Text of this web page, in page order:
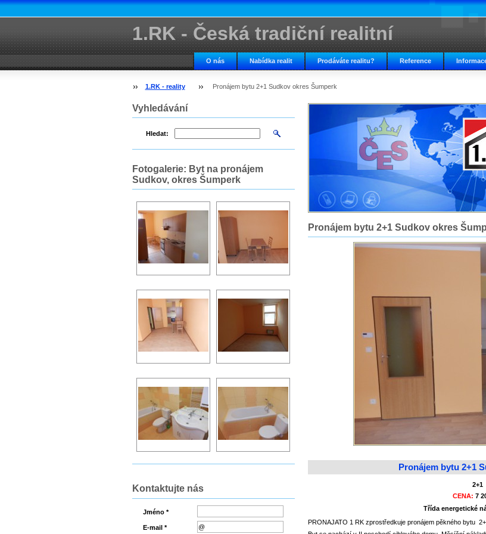
1.RK - Česká tradiční realitní
kancelářO nás Nabídka realit Prodáváte realitu? Reference
1.RK - reality Pronájem bytu 2+1 Sudkov okres Šumperk
Pronájem bytu 2+1 Sudkov okres
Pronájem bytu 2+1
2+1
CENA: 7
Třída energetické
PRONAJATO 1 RK zprostředkuje pronájem pěkného bytu
Vyhledávání
Hledat:
Fotogalerie: Byt na pronájem
Sudkov, okres Šumperk
Kontaktujte nás
Jméno *
E-mail *